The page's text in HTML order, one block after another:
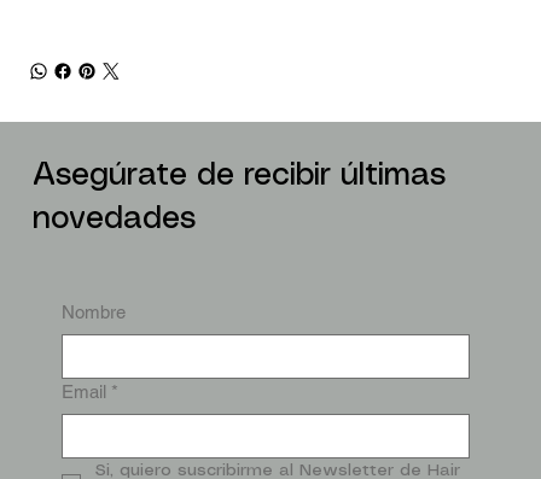
Asegúrate de recibir últimas
novedades
Nombre
Email *
Si, quiero suscribirme al Newsletter de Hair